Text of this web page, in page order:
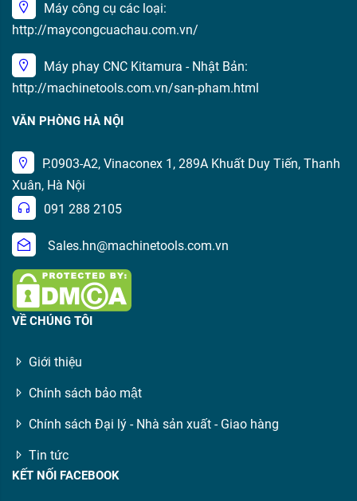
Máy công cụ các loại:
http://maycongcuachau.com.vn/
Máy phay CNC Kitamura - Nhật Bản:
http://machinetools.com.vn/san-pham.html
VĂN PHÒNG HÀ NỘI
P.0903-A2, Vinaconex 1, 289A Khuất Duy Tiến, Thanh
Xuân, Hà Nội
091 288 2105
Sales.hn@machinetools.com.vn
VỀ CHÚNG TÔI
Giới thiệu
Chính sách bảo mật
Chính sách Đại lý - Nhà sản xuất - Giao hàng
Tin tức
KẾT NỐI FACEBOOK